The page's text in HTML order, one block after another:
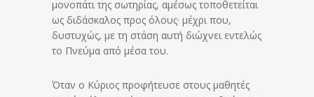
μονοπάτι της σωτηρίας, αμέσως τοποθετείται
ως διδάσκαλος προς όλους· μέχρι που,
δυστυχώς, με τη στάση αυτή διώχνει εντελώς
το Πνεύμα από μέσα του.
Όταν ο Κύριος προφήτευσε στους μαθητές